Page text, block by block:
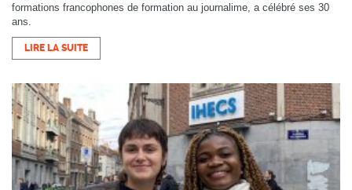
formations francophones de formation au journalime, a célébré ses 30
ans.
LIRE LA SUITE